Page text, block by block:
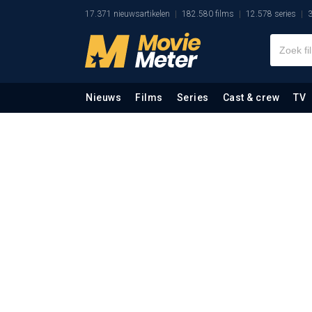
17.371 nieuwsartikelen 182.580 films 12.578 series
Nieuws Films Series Cast & crew TV